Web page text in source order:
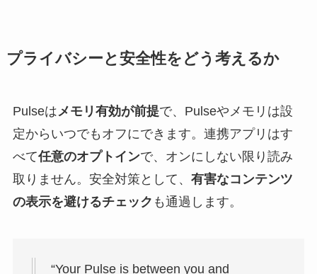
プライバシーと安全性をどう考えるか
Pulseはメモリ有効が前提で、Pulseやメモリは設
定からいつでもオフにできます。連携アプリはす
べて任意のオプトインで、オンにしない限り読み
取りません。安全対策として、 有害なコンテンツ
の表示を避けるチェック も通過します。
“Your Pulse is between you and